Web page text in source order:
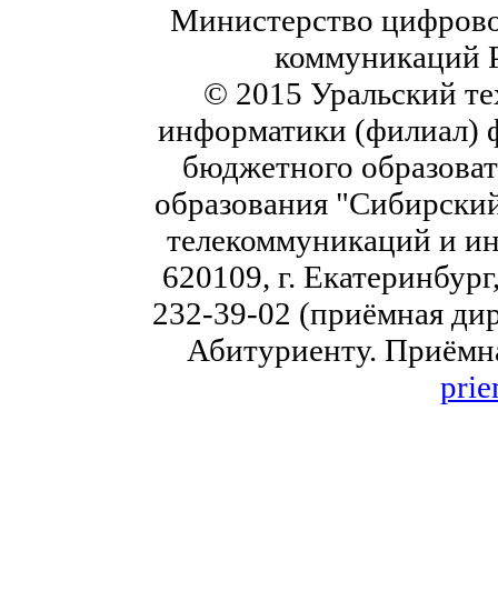
Министерство
коммуникаций
© 2015 Уральский
информатики (филиал)
бюджетного
образования
телекоммуникаций и
620109, г.
232-39-02 (приёмная
Абитуриенту.